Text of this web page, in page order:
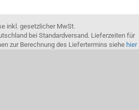
inkl. gesetzlicher MwSt.
bei Standardversand. Lieferzeiten für
zur Berechnung des Liefertermins siehe hier